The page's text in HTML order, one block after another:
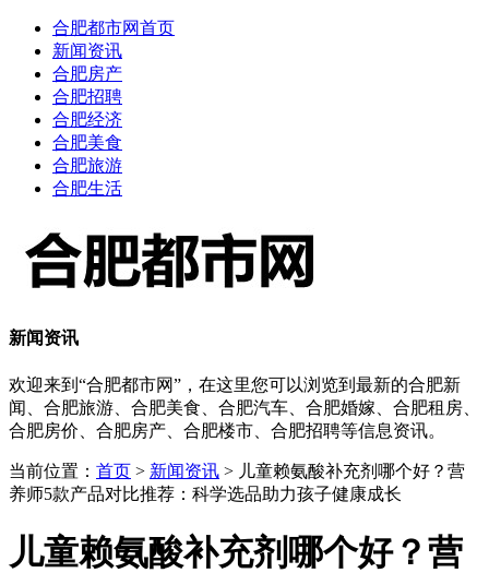
合肥都市网首页
新闻资讯
合肥房产
合肥招聘
合肥经济
合肥美食
合肥旅游
合肥生活
新闻资讯
欢迎来到“合肥都市网”，在这里您可以浏览到最新的合肥新
闻、合肥旅游、合肥美食、合肥汽车、合肥婚嫁、合肥租房、
合肥房价、合肥房产、合肥楼市、合肥招聘等信息资讯。
当前位置： 首页 > 新闻资讯 > 儿童赖氨酸补充剂哪个好？营
养师5款产品对比推荐：科学选品助力孩子健康成长
儿童赖氨酸补充剂哪个好？营